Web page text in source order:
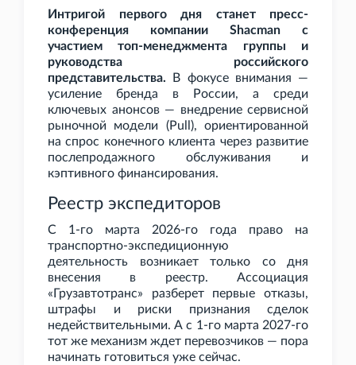
Интригой первого дня станет пресс-
конференция компании Shacman с
участием топ-менеджмента группы и
руководства российского
представительства. В фокусе внимания —
усиление бренда в России, а среди
ключевых анонсов — внедрение сервисной
рыночной модели (Pull), ориентированной
на спрос конечного клиента через развитие
послепродажного обслуживания и
кэптивного финансирования.
Реестр экспедиторов
С 1-го марта 2026-го года право на
транспортно-экспедиционную
деятельность возникает только со дня
внесения в реестр. Ассоциация
«Грузавтотранс» разберет первые отказы,
штрафы и риски признания сделок
недействительными. А с 1-го марта 2027-го
тот же механизм ждет перевозчиков — пора
начинать готовиться уже сейчас.